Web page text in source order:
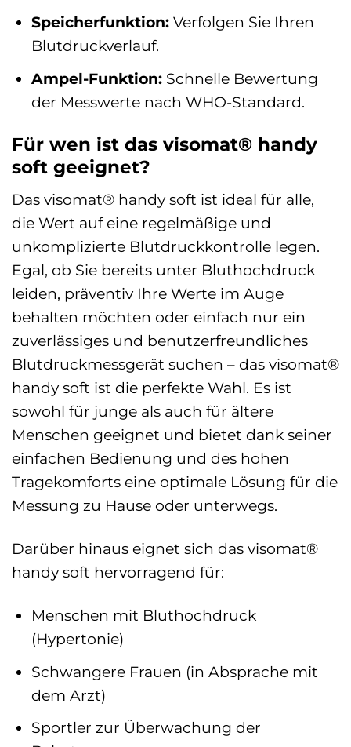
Speicherfunktion:Verfolgen Sie Ihren
Blutdruckverlauf.
Ampel-Funktion:Schnelle Bewertung
der Messwerte nach WHO-Standard.
Für wen ist das visomat® handy
soft geeignet?
Das visomat® handy soft ist ideal für alle,
die Wert auf eine regelmäßige und
unkomplizierte Blutdruckkontrolle legen.
Egal, ob Sie bereits unter Bluthochdruck
leiden, präventiv Ihre Werte im Auge
behalten möchten oder einfach nur ein
zuverlässiges und benutzerfreundliches
Blutdruckmessgerät suchen – das visomat®
handy soft ist die perfekte Wahl. Es ist
sowohl für junge als auch für ältere
Menschen geeignet und bietet dank seiner
einfachen Bedienung und des hohen
Tragekomforts eine optimale Lösung für die
Messung zu Hause oder unterwegs.
Darüber hinaus eignet sich das visomat®
handy soft hervorragend für:
Menschen mit Bluthochdruck
(Hypertonie)
Schwangere Frauen (in Absprache mit
dem Arzt)
Sportler zur Überwachung der